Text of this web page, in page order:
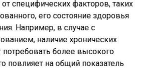
специфических факторов, таких
его состояние здоровья
Например, в случае с
наличие хронических
более высокого
повлияет на общий показатель